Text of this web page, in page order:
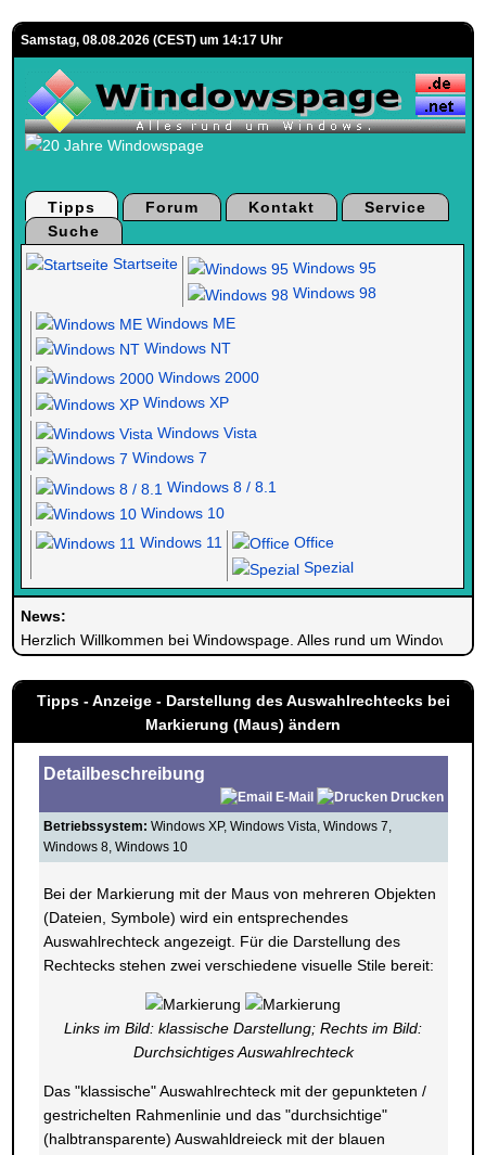
Samstag, 08.08.2026 (CEST) um 14:17 Uhr
Tipps Forum Kontakt
Service
Suche
Startseite
Windows 95
Windows 98
Windows ME
Windows NT
Windows 2000
Windows XP
Windows Vista
Windows 7
Windows 8 / 8.1
Windows 10
Windows 11
Office
Spezial
News:
Herzlich Willkommen bei Windowspage. Alles rund um Windows.
Tipps - Anzeige - Darstellung des Auswahlrechtecks bei
Markierung (Maus) ändern
Detailbeschreibung
E-Mail
Drucken
Betriebssystem: Windows XP, Windows Vista, Windows 7,
Windows 8, Windows 10
Bei der Markierung mit der Maus von mehreren Objekten
(Dateien, Symbole) wird ein entsprechendes
Auswahlrechteck angezeigt. Für die Darstellung des
Rechtecks stehen zwei verschiedene visuelle Stile bereit:
Links im Bild: klassische Darstellung; Rechts im Bild:
Durchsichtiges Auswahlrechteck
Das "klassische" Auswahlrechteck mit der gepunkteten /
gestrichelten Rahmenlinie und das "durchsichtige"
(halbtransparente) Auswahldreieck mit der blauen